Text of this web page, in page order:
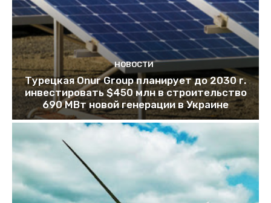
НОВОСТИ
Турецкая Onur Group планирует до 2030 г.
инвестировать $450 млн в строительство
690 МВт новой генерации в Украине